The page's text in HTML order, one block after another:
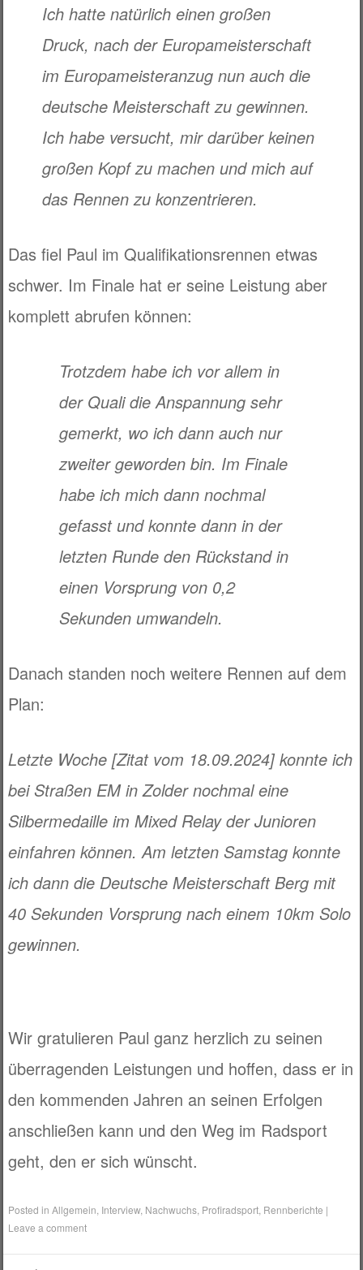
Ich hatte natürlich einen großen
Druck, nach der Europameisterschaft
im Europameisteranzug nun auch die
deutsche Meisterschaft zu gewinnen.
Ich habe versucht, mir darüber keinen
großen Kopf zu machen und mich auf
das Rennen zu konzentrieren.
Das fiel Paul im Qualifikationsrennen etwas
schwer. Im Finale hat er seine Leistung aber
komplett abrufen können:
Trotzdem habe ich vor allem in
der Quali die Anspannung sehr
gemerkt, wo ich dann auch nur
zweiter geworden bin. Im Finale
habe ich mich dann nochmal
gefasst und konnte dann in der
letzten Runde den Rückstand in
einen Vorsprung von 0,2
Sekunden umwandeln.
Danach standen noch weitere Rennen auf dem
Plan:
Letzte Woche [Zitat vom 18.09.2024] konnte ich
bei Straßen EM in Zolder nochmal eine
Silbermedaille im Mixed Relay der Junioren
einfahren können. Am letzten Samstag konnte
ich dann die Deutsche Meisterschaft Berg mit
40 Sekunden Vorsprung nach einem 10km Solo
gewinnen.
Wir gratulieren Paul ganz herzlich zu seinen
überragenden Leistungen und hoffen, dass er in
den kommenden Jahren an seinen Erfolgen
anschließen kann und den Weg im Radsport
geht, den er sich wünscht.
Posted inAllgemein Interview, Nachwuchs Profiradsport Rennberichte |
Leave a comment